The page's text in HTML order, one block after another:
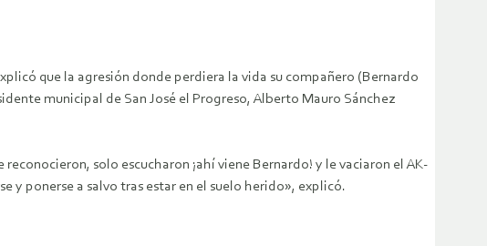
que la agresión donde perdiera la vida su compañero (Bernardo
municipal de San José el Progreso, Alberto Mauro Sánchez
solo escucharon ¡ahí viene Bernardo! y le vaciaron el AK-
y ponerse a salvo tras estar en el suelo herido», explicó.